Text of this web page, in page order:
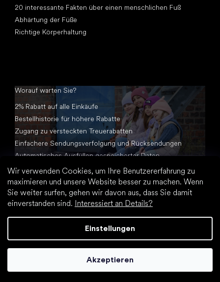
Wir verwenden Cookies, um Ihre Benutzererfahrung zu
maximieren und unsere Website besser zu machen. Wenn
Sie weiter surfen, gehen wir davon aus, dass Sie damit
einverstanden sind. Interessiert an Details?
Einstellungen
Akzeptieren
20 interessante Fakten über einen menschlichen Fuß
Abhärtung der Füße
Richtige Körperhaltung
Worauf warten Sie?
2% Rabatt auf alle Einkäufe
Bestellhistorie für höhere Rabatte
Zugang zu versteckten Treuerabatten
Einfachere Sendungsverfolgung und Rücksendungen
Automatisches Ausfüllen gespeicherter Daten
Alle Dokumente an einem Ort
Erstellt von Shoptet Premium
Footic.de. Alle Rechte vorbehalten.